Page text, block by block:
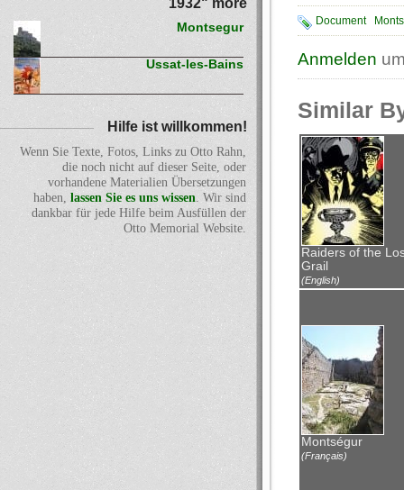
Document
Anmelden
Similar
Raiders of the
Grail
(English)
Montségur
(Français)
Montsegur
Ussat-les-Bains
Hilfe ist willkommen!
Wenn Sie Texte, Fotos, Links zu Otto Rahn,
die noch nicht auf dieser Seite, oder
vorhandene Materialien Übersetzungen
haben, lassen Sie es uns wissen. Wir sind
dankbar für jede Hilfe beim Ausfüllen der
Otto Memorial Website.